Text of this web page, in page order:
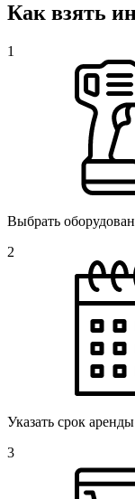
Как взять
1
Выбрать
2
Указать срок аренды
3